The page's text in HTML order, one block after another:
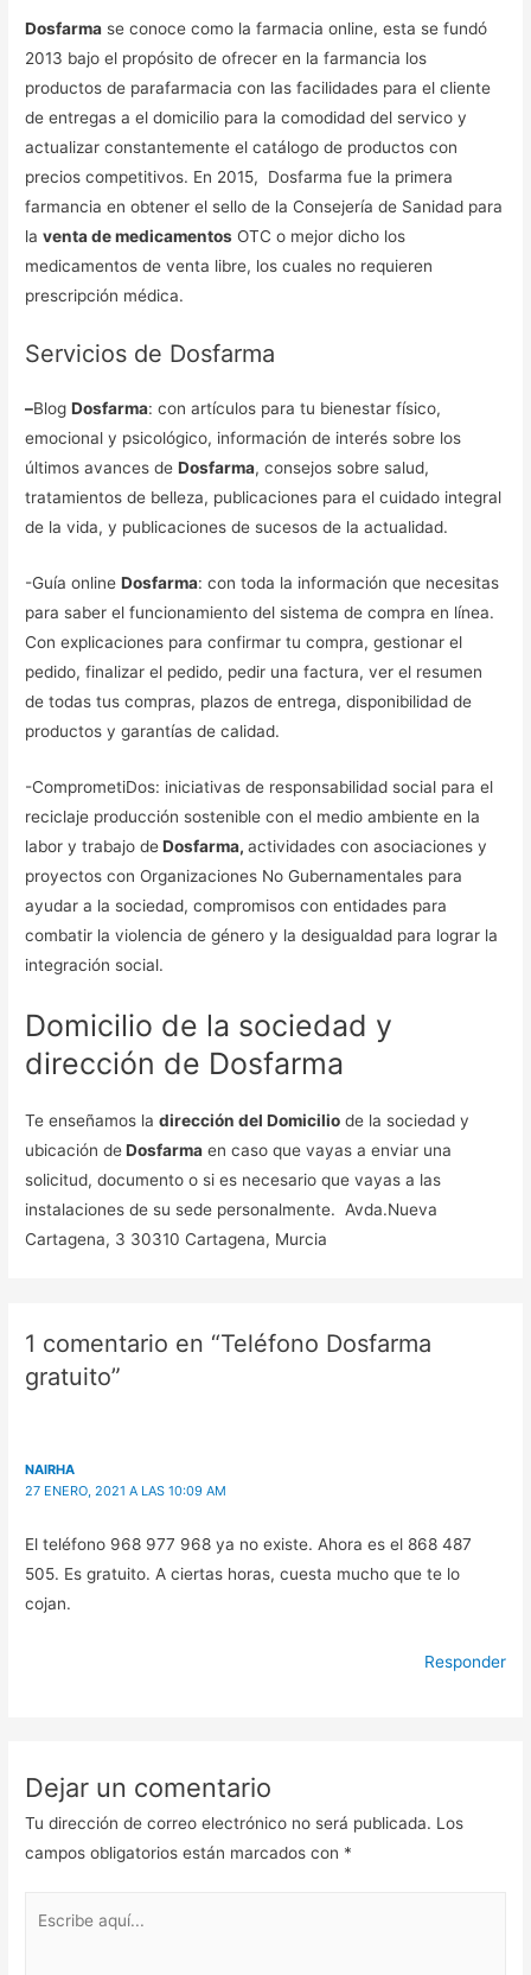
Dosfarma se conoce como la farmacia online, esta se fundó
2013 bajo el propósito de ofrecer en la farmancia los
productos de parafarmacia con las facilidades para el cliente
de entregas a el domicilio para la comodidad del servico y
actualizar constantemente el catálogo de productos con
precios competitivos. En 2015, Dosfarma fue la primera
farmancia en obtener el sello de la Consejería de Sanidad para
laventa de medicamentos OTC o mejor dicho los
medicamentos de venta libre, los cuales no requieren
prescripción médica.
Servicios de Dosfarma
–BlogDosfarma: con artículos para tu bienestar físico,
emocional y psicológico, información de interés sobre los
últimos avances deDosfarma, consejos sobre salud,
tratamientos de belleza, publicaciones para el cuidado integral
de la vida, y publicaciones de sucesos de la actualidad.
-Guía onlineDosfarma: con toda la información que necesitas
para saber el funcionamiento del sistema de compra en línea.
Con explicaciones para confirmar tu compra, gestionar el
pedido, finalizar el pedido, pedir una factura, ver el resumen
de todas tus compras, plazos de entrega, disponibilidad de
productos y garantías de calidad.
-ComprometiDos: iniciativas de responsabilidad social para el
reciclaje producción sostenible con el medio ambiente en la
labor y trabajo deDosfarma,actividades con asociaciones y
proyectos con Organizaciones No Gubernamentales para
ayudar a la sociedad, compromisos con entidades para
combatir la violencia de género y la desigualdad para lograr la
integración social.
Domicilio de la sociedad y
dirección de Dosfarma
Te enseñamos ladirección del Domicilio de la sociedad y
ubicación deDosfarma en caso que vayas a enviar una
solicitud, documento o si es necesario que vayas a las
instalaciones de su sede personalmente. Avda.Nueva
Cartagena, 3 30310 Cartagena, Murcia
1 comentario en “Teléfono Dosfarma
gratuito”
NAIRHA
27 ENERO, 2021 A LAS 10:09 AM
El teléfono 968 977 968 ya no existe. Ahora es el 868 487
505. Es gratuito. A ciertas horas, cuesta mucho que te lo
cojan.
Responder
Dejar un comentario
Tu dirección de correo electrónico no será publicada. Los
campos obligatorios están marcados con *